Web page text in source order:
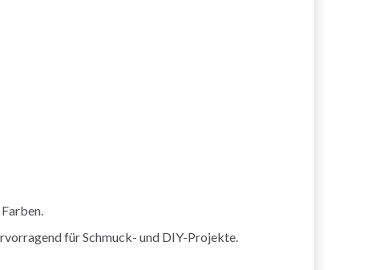
für Schmuck- und DIY-Projekte.